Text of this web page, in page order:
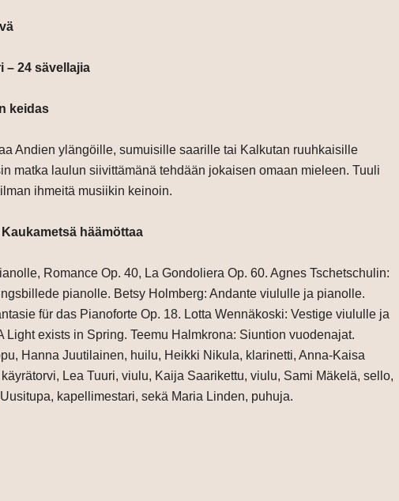
– 24 sävellajia
keidas
Andien ylängöille, sumuisille saarille tai Kalkutan ruuhkaisille
matka laulun siivittämänä tehdään jokaisen omaan mieleen. Tuuli
ihmeitä musiikin keinoin.
häämöttaa
Romance Op. 40, La Gondoliera Op. 60. Agnes Tschetschulin:
pianolle. Betsy Holmberg: Andante viululle ja pianolle.
für das Pianoforte Op. 18. Lotta Wennäkoski: Vestige viululle ja
Light exists in Spring. Teemu Halmkrona: Siuntion vuodenajat.
Hanna Juutilainen, huilu, Heikki Nikula, klarinetti, Anna-Kaisa
Lea Tuuri, viulu, Kaija Saarikettu, viulu, Sami Mäkelä, sello,
kapellimestari, sekä Maria Linden, puhuja.